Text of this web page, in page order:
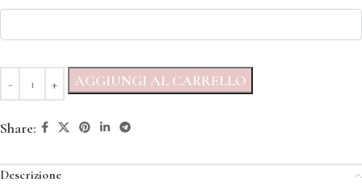
AGGIUNGI AL CARRELLO
Share:
Descrizione